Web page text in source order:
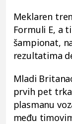
Meklaren
Formuli E, a
šampionat,
rezultatima
Mladi
prvih pet
plasmanu
među